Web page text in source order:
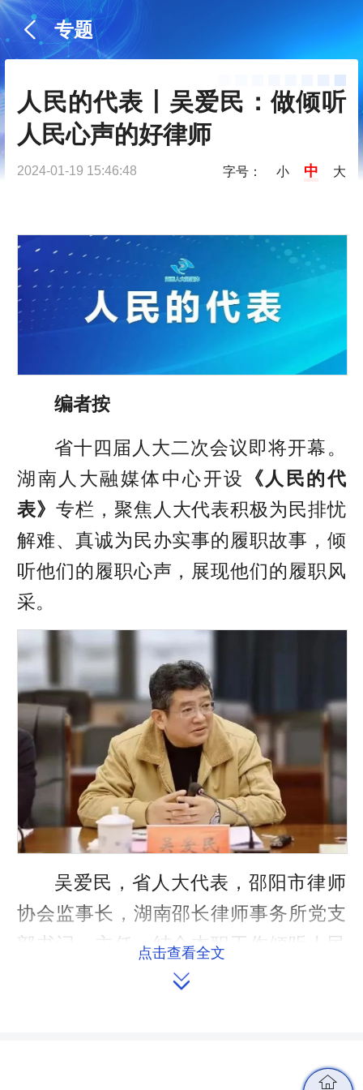
专题
人民的代表丨吴爱民：做倾听
人民心声的好律师
2024-01-19 15:46:48 字号： 小 中 大
编者按
省十四届人大二次会议即将开幕。
湖南人大融媒体中心开设
《人民的代
表》专栏，聚焦人大代表积极为民排忧
解难、真诚为民办实事的履职故事，倾
听他们的履职心声，展现他们的履职风
采。
吴爱民，省人大代表，邵阳市律师
协会监事长，湖南邵长律师事务所党支
部书记、主任，结合本职工作倾听人民
心声，以强有力的监督回应群众关切、
为酒店就业人员发声，让酒店依法
点击查看全文
